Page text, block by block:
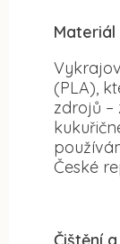
Materiál
(PLA),
zdrojů
České
Čištění